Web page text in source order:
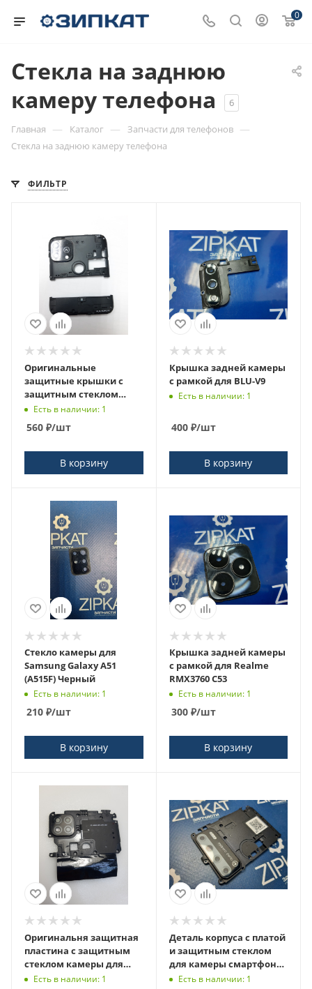
0
Стекла на заднюю
камеру телефона
6
Главная — Каталог — Запчасти для телефонов —
Стекла на заднюю камеру телефона
ФИЛЬТР
Оригинальные
защитные крышки с
защитным стеклом
камер INOI A160 /
Есть в наличии: 1
560 ₽/шт
В корзину
Крышка задней камеры
с рамкой для BLU-V9
Есть в наличии: 1
400₽/шт
В корзину
Стекло камеры для
Samsung Galaxy A51
(A515F) Черный
Есть в наличии: 1
210 ₽/шт
В корзину
Крышка задней камеры
с рамкой для Realme
RMX3760 С53
Есть в наличии: 1
300₽/шт
В корзину
Оригинальня защитная
пластина с защитным
стеклом камеры для
Xiaomi Redmi 9С
Есть в наличии: 1
Деталь корпуса с платой
и защитным стеклом
для камеры смартфона
Tecno Pouvoir 4
Есть в наличии: 1